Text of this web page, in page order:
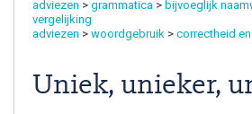
adviezen > grammatica > bijvoeglijk
vergelijking
adviezen > woordgebruik > correctheid
Uniek, unieker,